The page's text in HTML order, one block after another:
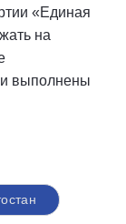
«Единая
на
выполнены